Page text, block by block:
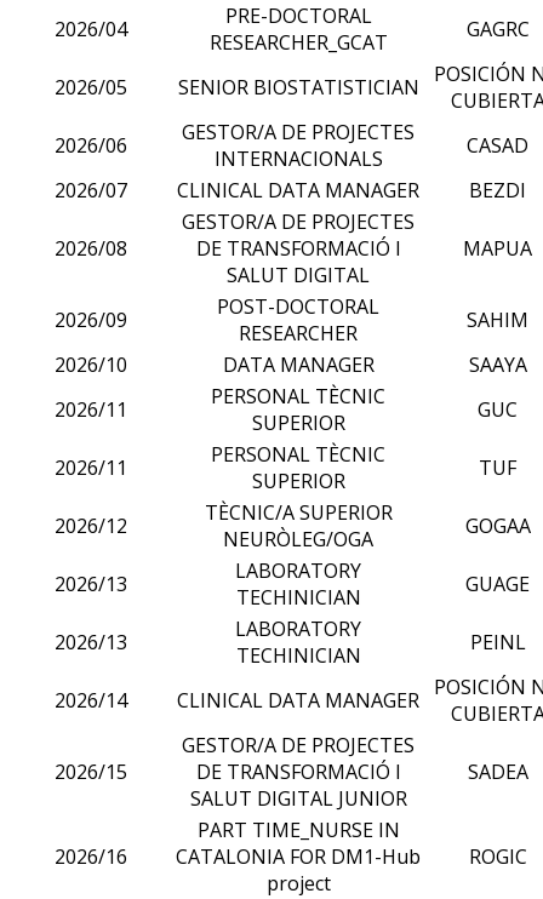
2026/04
PRE-DOCTORAL
RESEARCHER_GCAT
GAGRC
2026/05 SENIOR BIOSTATISTICIAN
POSICIÓN
2026/06
GESTOR/A DE PROJECTES
INTERNACIONALS
CASAD
2026/07
CLINICAL DATA MANAGER BEZDI
2026/08
GESTOR/A DE PROJECTES
DE TRANSFORMACIÓ I
SALUT DIGITAL
MAPUA
2026/09
POST-DOCTORAL
RESEARCHER
SAHIM
2026/10
DATA MANAGER
SAAYA
2026/11
PERSONAL TÈCNIC
SUPERIOR
GUC
2026/11
PERSONAL TÈCNIC
SUPERIOR
TUF
2026/12
TÈCNIC/A SUPERIOR
NEURÒLEG/OGA
GOGAA
2026/13
LABORATORY
TECHINICIAN
GUAGE
2026/13
LABORATORY
TECHINICIAN
PEINL
2026/14 CLINICAL DATA MANAGER POSICIÓN
2026/15
GESTOR/A DE PROJECTES
DE TRANSFORMACIÓ I
SALUT DIGITAL JUNIOR
SADEA
2026/16
PART TIME_NURSE IN
CATALONIA FOR DM1-Hub
project
ROGIC